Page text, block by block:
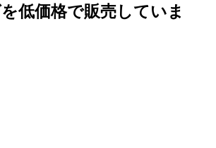
低価格で販売していま